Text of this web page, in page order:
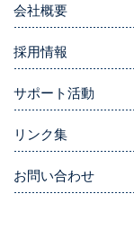
会社概要
採用情報
サポート活動
リンク集
お問い合わせ